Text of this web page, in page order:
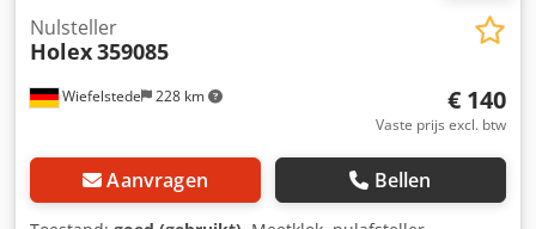
Wiefelstede 228 km
Nulsteller
Holex359085
€ 140
Vaste prijs excl. btw
Aanvragen Bellen